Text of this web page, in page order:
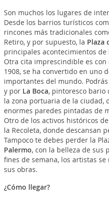
Son muchos los lugares de
Desde los barrios turísticos
rincones más tradicionales
Retiro, y por supuesto, la Plaza
principales acontecimientos de
Otra cita imprescindible es
1908, se ha convertido en uno
importantes del mundo.
y por La Boca, pintoresco bario
la zona portuaria de la ciudad,
enormes paredes pintadas de
Otro de los activos históricos
la Recoleta, donde descansan
Tampoco te debes perder la
Palermo, con la belleza de sus
fines de semana, los artistas
sus obras.
¿Cómo llegar?